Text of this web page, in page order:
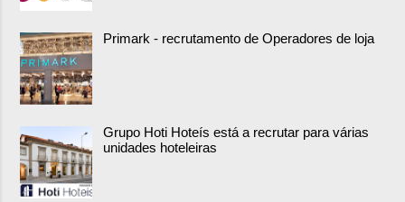
Primark - recrutamento de Operadores de loja
Grupo Hoti Hoteís está a recrutar para várias
unidades hoteleiras